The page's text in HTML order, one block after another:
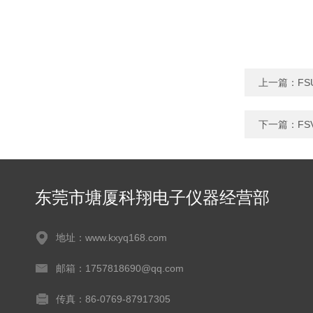
上一篇：
下一篇：
东莞市塘厦科翔电子仪器经营部
地址：www.kxyq168.com
邮箱：1757818690@qq.com
传真：86-0769-87917305